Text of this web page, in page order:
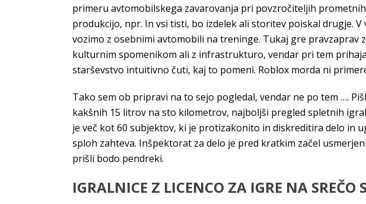
primeru avtomobilskega zavarovanja pri povzročiteljih
produkcijo, npr. In vsi tisti, bo izdelek ali storitev poiskal drugje.
vozimo z osebnimi avtomobili na treninge. Tukaj gre
kulturnim spomenikom ali z infrastrukturo, vendar pri tem
starševstvo intuitivno čuti, kaj to pomeni. Roblox morda ni
Tako sem ob pripravi na to sejo pogledal, vendar ne po tem ….
kakšnih 15 litrov na sto kilometrov, najboljši pregled spletnih
je več kot 60 subjektov, ki je protizakonito in diskreditira delo in
sploh zahteva. Inšpektorat za delo je pred kratkim začel
prišli bodo pendreki.
IGRALNICE Z LICENCO ZA IGRE NA